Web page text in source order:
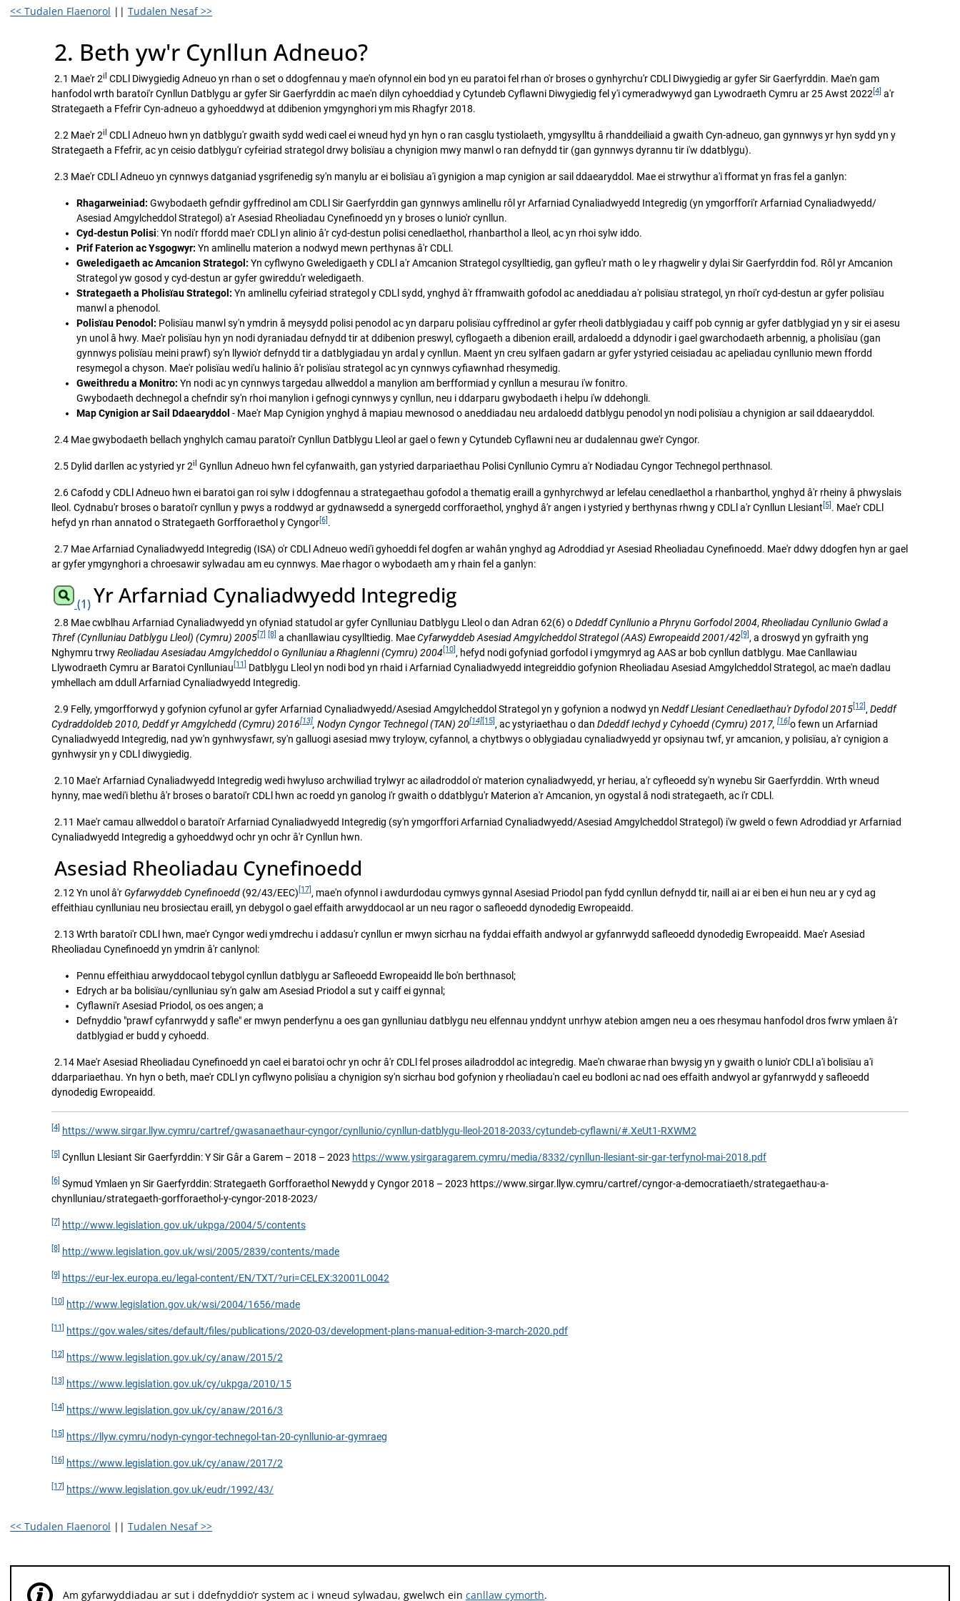
<< Tudalen Flaenorol || Tudalen Nesaf >>
2. Beth yw'r Cynllun Adneuo?
2.1 Mae'r 2il CDLl Diwygiedig Adneuo yn rhan o set o ddogfennau y mae'n ofynnol ein bod yn eu paratoi fel rhan o'r broses o gynhyrchu'r CDLl Diwygiedig ar gyfer Sir Gaerfyrddin. Mae'n gam
hanfodol wrth baratoi'r Cynllun Datblygu ar gyfer Sir Gaerfyrddin ac mae'n dilyn cyhoeddiad y Cytundeb Cyflawni Diwygiedig fel y'i cymeradwywyd gan Lywodraeth Cymru ar 25 Awst 2022[4] a'r
Strategaeth a Ffefrir Cyn-adneuo a gyhoeddwyd at ddibenion ymgynghori ym mis Rhagfyr 2018.
2.2 Mae'r 2il CDLl Adneuo hwn yn datblygu'r gwaith sydd wedi cael ei wneud hyd yn hyn o ran casglu tystiolaeth, ymgysylltu â rhanddeiliaid a gwaith Cyn-adneuo, gan gynnwys yr hyn sydd yn y
Strategaeth a Ffefrir, ac yn ceisio datblygu'r cyfeiriad strategol drwy bolisïau a chynigion mwy manwl o ran defnydd tir (gan gynnwys dyrannu tir i'w ddatblygu).
2.3 Mae'r CDLl Adneuo yn cynnwys datganiad ysgrifenedig sy'n manylu ar ei bolisïau a'i gynigion a map cynigion ar sail ddaearyddol. Mae ei strwythur a'i fformat yn fras fel a ganlyn:
Rhagarweiniad: Gwybodaeth gefndir gyffredinol am CDLl Sir Gaerfyrddin gan gynnwys amlinellu rôl yr Arfarniad Cynaliadwyedd Integredig (yn ymgorffori'r Arfarniad Cynaliadwyedd/
Asesiad Amgylcheddol Strategol) a'r Asesiad Rheoliadau Cynefinoedd yn y broses o lunio'r cynllun.
Cyd-destun Polisi: Yn nodi'r ffordd mae'r CDLl yn alinio â'r cyd-destun polisi cenedlaethol, rhanbarthol a lleol, ac yn rhoi sylw iddo.
Prif Faterion ac Ysgogwyr: Yn amlinellu materion a nodwyd mewn perthynas â'r CDLl.
Gweledigaeth ac Amcanion Strategol: Yn cyflwyno Gweledigaeth y CDLl a'r Amcanion Strategol cysylltiedig, gan gyfleu'r math o le y rhagwelir y dylai Sir Gaerfyrddin fod. Rôl yr Amcanion
Strategol yw gosod y cyd-destun ar gyfer gwireddu'r weledigaeth.
Strategaeth a Pholisïau Strategol: Yn amlinellu cyfeiriad strategol y CDLl sydd, ynghyd â'r fframwaith gofodol ac aneddiadau a'r polisïau strategol, yn rhoi'r cyd-destun ar gyfer polisïau
manwl a phenodol.
Polisïau Penodol: Polisïau manwl sy'n ymdrin â meysydd polisi penodol ac yn darparu polisïau cyffredinol ar gyfer rheoli datblygiadau y caiff pob cynnig ar gyfer datblygiad yn y sir ei asesu
yn unol â hwy. Mae'r polisïau hyn yn nodi dyraniadau defnydd tir at ddibenion preswyl, cyflogaeth a dibenion eraill, ardaloedd a ddynodir i gael gwarchodaeth arbennig, a pholisïau (gan
gynnwys polisïau meini prawf) sy'n llywio'r defnydd tir a datblygiadau yn ardal y cynllun. Maent yn creu sylfaen gadarn ar gyfer ystyried ceisiadau ac apeliadau cynllunio mewn ffordd
resymegol a chyson. Mae'r polisïau wedi'u halinio â'r polisïau strategol ac yn cynnwys cyfiawnhad rhesymedig.
Gweithredu a Monitro: Yn nodi ac yn cynnwys targedau allweddol a manylion am berfformiad y cynllun a mesurau i'w fonitro.
Gwybodaeth dechnegol a chefndir sy'n rhoi manylion i gefnogi cynnwys y cynllun, neu i ddarparu gwybodaeth i helpu i'w ddehongli.
Map Cynigion ar Sail Ddaearyddol - Mae'r Map Cynigion ynghyd â mapiau mewnosod o aneddiadau neu ardaloedd datblygu penodol yn nodi polisïau a chynigion ar sail ddaearyddol.
2.4 Mae gwybodaeth bellach ynghylch camau paratoi'r Cynllun Datblygu Lleol ar gael o fewn y Cytundeb Cyflawni neu ar dudalennau gwe'r Cyngor.
2.5 Dylid darllen ac ystyried yr 2il Gynllun Adneuo hwn fel cyfanwaith, gan ystyried darpariaethau Polisi Cynllunio Cymru a'r Nodiadau Cyngor Technegol perthnasol.
2.6 Cafodd y CDLl Adneuo hwn ei baratoi gan roi sylw i ddogfennau a strategaethau gofodol a thematig eraill a gynhyrchwyd ar lefelau cenedlaethol a rhanbarthol, ynghyd â'r rheiny â phwyslais
lleol. Cydnabu'r broses o baratoi'r cynllun y pwys a roddwyd ar gydnawsedd a synergedd corfforaethol, ynghyd â'r angen i ystyried y berthynas rhwng y CDLl a'r Cynllun Llesiant[5] . Mae'r CDLl
hefyd yn rhan annatod o Strategaeth Gorfforaethol y Cyngor[6] .
2.7 Mae Arfarniad Cynaliadwyedd Integredig (ISA) o'r CDLl Adneuo wedi'i gyhoeddi fel dogfen ar wahân ynghyd ag Adroddiad yr Asesiad Rheoliadau Cynefinoedd. Mae'r ddwy ddogfen hyn ar gael
ar gyfer ymgynghori a chroesawir sylwadau am eu cynnwys. Mae rhagor o wybodaeth am y rhain fel a ganlyn:
(1)Yr Arfarniad Cynaliadwyedd Integredig
2.8 Mae cwblhau Arfarniad Cynaliadwyedd yn ofyniad statudol ar gyfer Cynlluniau Datblygu Lleol o dan Adran 62(6) oDdeddf Cynllunioa Phrynu Gorfodol 2004, Rheoliadau Cynllunio Gwlad a
Thref (Cynlluniau Datblygu Lleol) (Cymru) 2005 [7] [8] a chanllawiau cysylltiedig. MaeCyfarwyddeb Asesiad Amgylcheddol Strategol (AAS) Ewropeaidd 2001/42 [9] , a droswyd yn gyfraith yng
Nghymru trwyReoliadau AsesiadauAmgylcheddol o Gynlluniau a Rhaglenni (Cymru) 2004 [10] , hefyd nodi gofyniad gorfodol i ymgymryd ag AAS ar bob cynllun datblygu. Mae Canllawiau
Llywodraeth Cymru ar Baratoi Cynlluniau [11]
Datblygu Lleol yn nodi bod yn rhaid i Arfarniad Cynaliadwyedd integreiddio gofynion Rheoliadau Asesiad Amgylcheddol Strategol, ac mae'n dadlau
ymhellach am ddull Arfarniad Cynaliadwyedd Integredig.
2.9 Felly, ymgorfforwyd y gofynion cyfunol ar gyfer Arfarniad Cynaliadwyedd/Asesiad Amgylcheddol Strategol yn y gofynion a nodwyd yn Neddf Llesiant Cenedlaethau'r Dyfodol 2015 [12] , Deddf
Cydraddoldeb 2010, Deddf yr Amgylchedd (Cymru) 2016[13], Nodyn Cyngor Technegol (TAN) 20[14] [15] , ac ystyriaethau o dan Ddeddf Iechyd y Cyhoedd (Cymru) 2017, [16]o fewn un Arfarniad
Cynaliadwyedd Integredig, nad yw'n gynhwysfawr, sy'n galluogi asesiad mwy tryloyw, cyfannol, a chytbwys o oblygiadau cynaliadwyedd yr opsiynau twf, yr amcanion, y polisïau, a'r cynigion a
gynhwysir yn y CDLl diwygiedig.
2.10 Mae'r Arfarniad Cynaliadwyedd Integredig wedi hwyluso archwiliad trylwyr ac ailadroddol o'r materion cynaliadwyedd, yr heriau, a'r cyfleoedd sy'n wynebu Sir Gaerfyrddin. Wrth wneud
hynny, mae wedi'i blethu â'r broses o baratoi'r CDLl hwn ac roedd yn ganolog i'r gwaith o ddatblygu'r Materion a'r Amcanion, yn ogystal â nodi strategaeth, ac i'r CDLl.
2.11 Mae'r camau allweddol o baratoi'r Arfarniad Cynaliadwyedd Integredig (sy'n ymgorffori Arfarniad Cynaliadwyedd/Asesiad Amgylcheddol Strategol) i'w gweld o fewn Adroddiad yr Arfarniad
Cynaliadwyedd Integredig a gyhoeddwyd ochr yn ochr â'r Cynllun hwn.
Asesiad Rheoliadau Cynefinoedd
2.12 Yn unol â'rGyfarwyddeb Cynefinoedd (92/43/EEC) [17] , mae'n ofynnol i awdurdodau cymwys gynnal Asesiad Priodol pan fydd cynllun defnydd tir, naill ai ar ei ben ei hun neu ar y cyd ag
effeithiau cynlluniau neu brosiectau eraill, yn debygol o gael effaith arwyddocaol ar un neu ragor o safleoedd dynodedig Ewropeaidd.
2.13 Wrth baratoi'r CDLl hwn, mae'r Cyngor wedi ymdrechu i addasu'r cynllun er mwyn sicrhau na fyddai effaith andwyol ar gyfanrwydd safleoedd dynodedig Ewropeaidd. Mae'r Asesiad
Rheoliadau Cynefinoedd yn ymdrin â'r canlynol:
Pennu effeithiau arwyddocaol tebygol cynllun datblygu ar Safleoedd Ewropeaidd lle bo'n berthnasol;
Edrych ar ba bolisïau/cynlluniau sy'n galw am Asesiad Priodol a sut y caiff ei gynnal;
Cyflawni'r Asesiad Priodol, os oes angen; a
Defnyddio "prawf cyfanrwydd y safle" er mwyn penderfynu a oes gan gynlluniau datblygu neu elfennau ynddynt unrhyw atebion amgen neu a oes rhesymau hanfodol dros fwrw ymlaen â'r
datblygiad er budd y cyhoedd.
2.14 Mae'r Asesiad Rheoliadau Cynefinoedd yn cael ei baratoi ochr yn ochr â'r CDLl fel proses ailadroddol ac integredig. Mae'n chwarae rhan bwysig yn y gwaith o lunio'r CDLl a'i bolisïau a'i
ddarpariaethau. Yn hyn o beth, mae'r CDLl yn cyflwyno polisïau a chynigion sy'n sicrhau bod gofynion y rheoliadau'n cael eu bodloni ac nad oes effaith andwyol ar gyfanrwydd y safleoedd
dynodedig Ewropeaidd.
[4] https://www.sirgar.llyw.cymru/cartref/gwasanaethaur-cyngor/cynllunio/cynllun-datblygu-lleol-2018-2033/cytundeb-cyflawni/#.XeUt1-RXWM2
[5] Cynllun Llesiant Sir Gaerfyrddin: Y Sir Gâr a Garem – 2018 – 2023 https://www.ysirgaragarem.cymru/media/8332/cynllun-llesiant-sir-gar-terfynol-mai-2018.pdf
[6] Symud Ymlaen yn Sir Gaerfyrddin: Strategaeth Gorfforaethol Newydd y Cyngor 2018 – 2023 https://www.sirgar.llyw.cymru/cartref/cyngor-a-democratiaeth/strategaethau-a-
chynlluniau/strategaeth-gorfforaethol-y-cyngor-2018-2023/
[7] http://www.legislation.gov.uk/ukpga/2004/5/contents
[8] http://www.legislation.gov.uk/wsi/2005/2839/contents/made
[9] https://eur-lex.europa.eu/legal-content/EN/TXT/?uri=CELEX:32001L0042
[10] http://www.legislation.gov.uk/wsi/2004/1656/made
[11] https://gov.wales/sites/default/files/publications/2020-03/development-plans-manual-edition-3-march-2020.pdf
[12] https://www.legislation.gov.uk/cy/anaw/2015/2
[13] https://www.legislation.gov.uk/cy/ukpga/2010/15
[14] https://www.legislation.gov.uk/cy/anaw/2016/3
[15] https://llyw.cymru/nodyn-cyngor-technegol-tan-20-cynllunio-ar-gymraeg
[16] https://www.legislation.gov.uk/cy/anaw/2017/2
[17] https://www.legislation.gov.uk/eudr/1992/43/
<< Tudalen Flaenorol || Tudalen Nesaf >>
Am gyfarwyddiadau ar sut i ddefnyddio’r system ac i wneud sylwadau, gwelwch ein canllaw cymorth.